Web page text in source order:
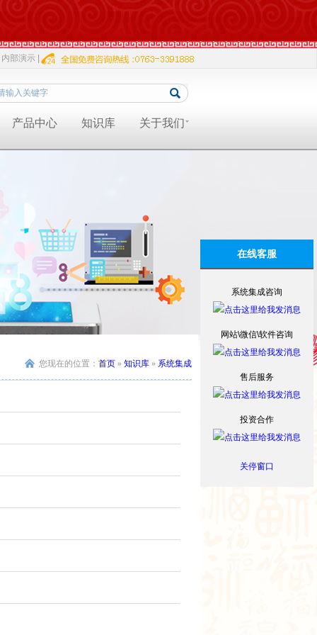
内部演示 |
产品中心 知识库 关于我们
您现在的位置： 首页 » 知识库 » 系统集成
在线客服
系统集成咨询
网站\微信\软件咨询
售后服务
投资合作
关停窗口